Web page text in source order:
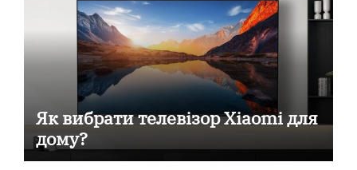
Як вибрати телевізор Xiaomi для
дому?